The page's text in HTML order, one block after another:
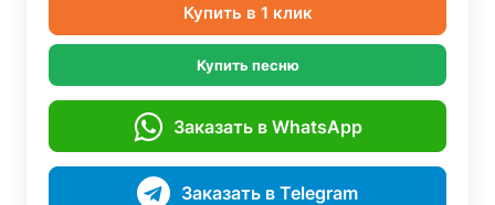
Купить в 1 клик
Купить песню
Заказать в WhatsApp
Заказать в Telegram